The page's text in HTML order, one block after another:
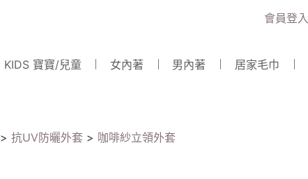
會員登入
KIDS 寶寶/兒童 女內著 男內著 居家毛巾
> 抗UV防曬外套 > 咖啡紗立領外套